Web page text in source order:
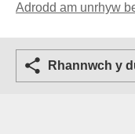
Adrodd am unrhyw
Rhannwch y